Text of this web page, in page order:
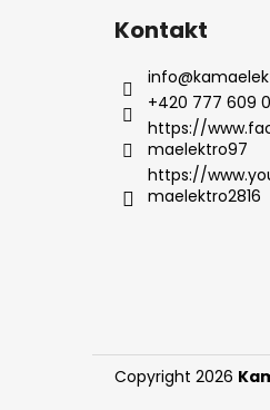
Kontakt
info@
+420 777 609
https://
maelektro97
https://
maelektro2816
Copyright 2026